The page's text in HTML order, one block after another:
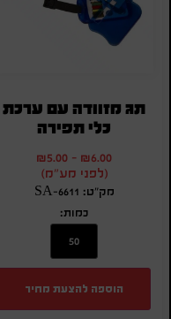
תג מזוודה עם ערכת
כלי תפירה
₪6.00
-
₪5.00
(לפני מע"מ)
מק"ט: SA-6611
כמות:
הוספה להצעת מחיר